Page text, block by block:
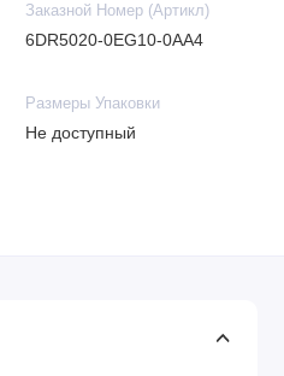
Заказной Номер (Артикл)
6DR5020-0EG10-0AA4
Размеры Упаковки
Не доступный